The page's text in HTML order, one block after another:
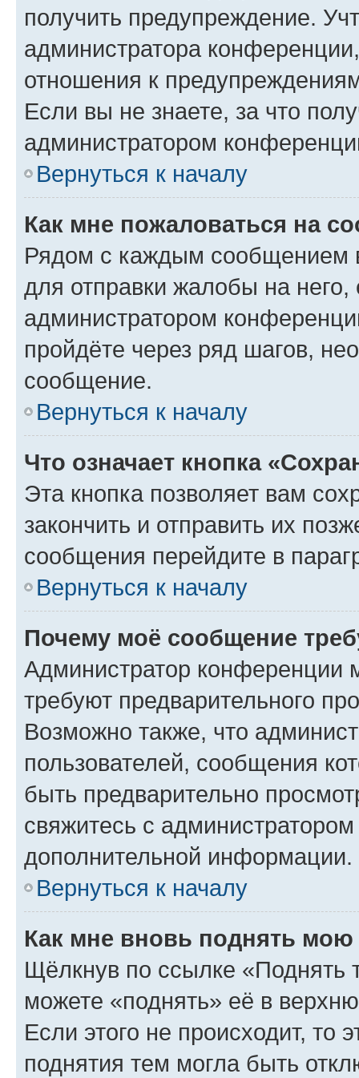
получить предупреждение.
администратора
отношения к
Если вы не знаете, за что
администратором
Вернуться к началу
Как мне пожаловаться на
Рядом с каждым сообщением
для отправки жалобы на
администратором
пройдёте через ряд шагов,
сообщение.
Вернуться к началу
Что означает кнопка
Эта кнопка позволяет вам
закончить и отправить их
сообщения перейдите в
Вернуться к началу
Почему моё сообщение
Администратор конференции
требуют предварительного
Возможно также, что
пользователей, сообщения
быть предварительно
свяжитесь с
дополнительной информации.
Вернуться к началу
Как мне вновь поднять мою
Щёлкнув по ссылке «Поднять
можете «поднять» её в
Если этого не происходит, то
поднятия тем могла быть